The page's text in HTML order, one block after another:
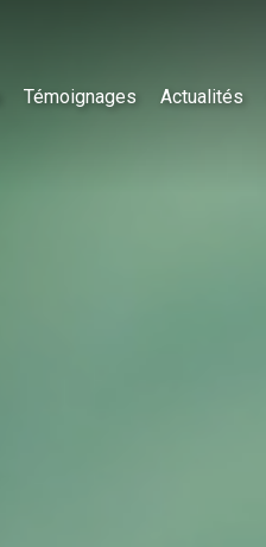
Témoignages Actualités